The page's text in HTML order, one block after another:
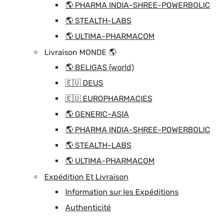
🌎 PHARMA INDIA-SHREE-POWERBOLIC
🌎 STEALTH-LABS
🌎 ULTIMA-PHARMACOM
Livraison MONDE 🌎
🌎 BELIGAS (world)
🇪🇺 DEUS
🇪🇺 EUROPHARMACIES
🌎 GENERIC-ASIA
🌎 PHARMA INDIA-SHREE-POWERBOLIC
🌎 STEALTH-LABS
🌎 ULTIMA-PHARMACOM
Expédition Et Livraison
Information sur les Expéditions
Authenticité